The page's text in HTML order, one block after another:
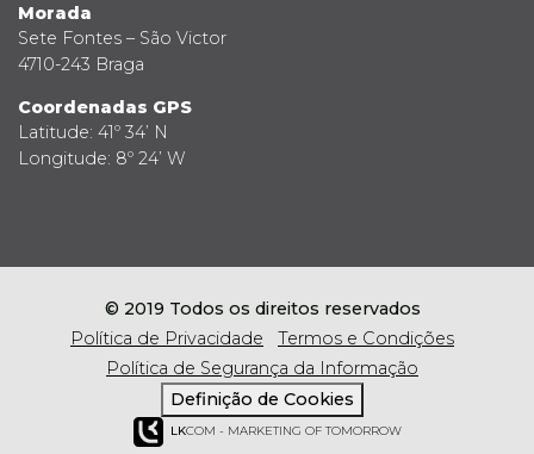
Morada
Sete Fontes – São Victor
4710-243 Braga
Coordenadas GPS
Latitude: 41º 34’ N
Longitude: 8º 24’ W
© 2019 Todos os direitos reservados
Política de Privacidade
Termos e Condições
Política de Segurança da Informação
Definição de Cookies
LKCOM - MARKETING OF TOMORROW